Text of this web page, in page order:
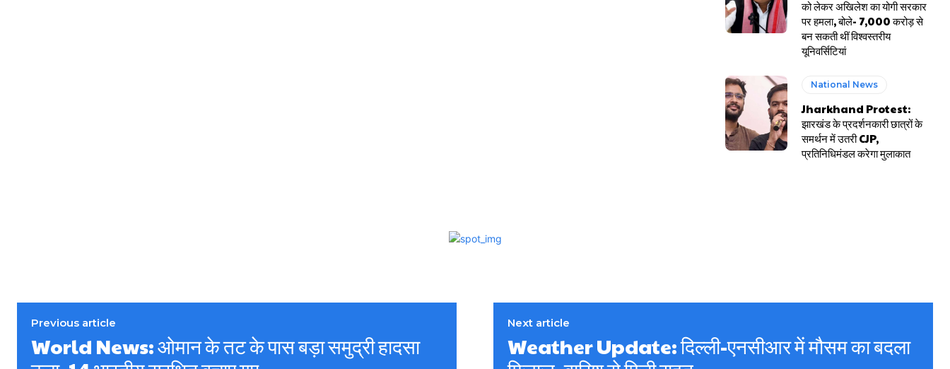
को लेकर अखिलेश का योगी सरकार
पर हमला, बोले- 7,000 करोड़ से
बन सकती थीं विश्वस्तरीय
यूनिवर्सिटियां
National News
Jharkhand Protest:
झारखंड के प्रदर्शनकारी छात्रों के
समर्थन में उतरी CJP,
प्रतिनिधिमंडल करेगा मुलाकात
Previous article
World News: ओमान के तट के पास बड़ा समुद्री हादसा
Next article
Weather Update: दिल्ली-एनसीआर में मौसम का बदला